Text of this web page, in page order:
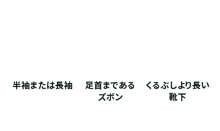
半袖または長袖
足首まである
ズボン
くるぶしより長い
靴下